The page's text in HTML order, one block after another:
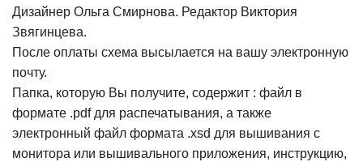
Дизайнер Ольга Смирнова. Редактор Виктория
Звягинцева.
После оплаты схема высылается на вашу электронную
почту.
Папка, которую Вы получите, содержит : файл в
формате .pdf для распечатывания, а также
электронный файл формата .xsd для вышивания с
монитора или вышивального приложения, инструкцию,